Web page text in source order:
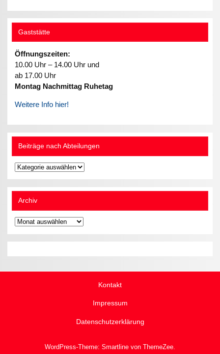
Gaststätte
Öffnungszeiten:
10.00 Uhr – 14.00 Uhr und
ab 17.00 Uhr
Montag Nachmittag Ruhetag
Weitere Info hier!
Beiträge nach Abteilungen
Beiträge
nach
Abteilungen
Archiv
Archiv
Kontakt
Impressum
Datenschutzerklärung
WordPress-Theme: Smartline von ThemeZee.